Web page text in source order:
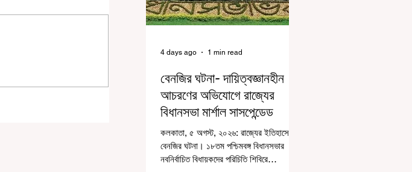
বেনজির ঘটনা- দায়িত্বজ্ঞানহীন
আচরণের অভিযোগে রাজ্যের
বিধানসভা মার্শাল সাসপেন্ডেড
কলকাতা, ৫ অগস্ট, ২০২৬: রাজ্যের ইতিহাসে
বেনজির ঘটনা। ১৮তম পশ্চিমবঙ্গ বিধানসভার
নবনির্বাচিত বিধায়কদের পরিচিতি শিবিরে
4 days ago 1 min read